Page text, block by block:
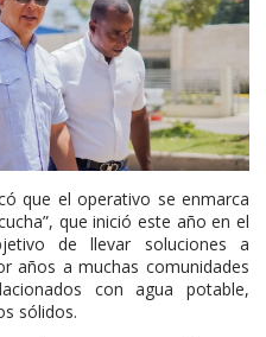
que el operativo se enmarca
que inició este año en el
de llevar soluciones a
años a muchas comunidades
con agua potable,
sólidos.